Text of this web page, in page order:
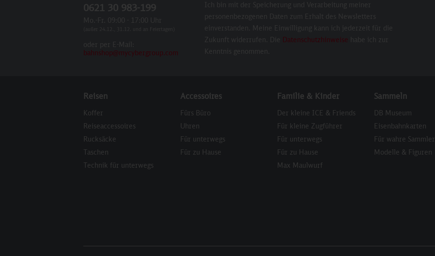
0621 30 983-199
Mo.-Fr. 09:00 - 17:00 Uhr
(außer 24.12., 31.12. und an Feiertagen)
oder per E-Mail:
bahnshop@mycybergroup.com
Ich bin mit der Speicherung und Verarbeitung meiner
personenbezogenen Daten zum Erhalt des Newsletters
einverstanden. Meine Einwilligung kann ich jederzeit für die
Zukunft widerrufen. Die Datenschutzhinweise habe ich zur
Kenntnis genommen.
Reisen
Koffer
Reiseaccessoires
Rucksäcke
Taschen
Technik für unterwegs
Accessoires
Fürs Büro
Uhren
Für unterwegs
Für zu Hause
Familie & Kinder
Der kleine ICE & Friends
Für kleine Zugführer
Für unterwegs
Für zu Hause
Max Maulwurf
Sammeln
DB Museum
Eisenbahnkarten
Für wahre Sammler
Modelle & Figuren